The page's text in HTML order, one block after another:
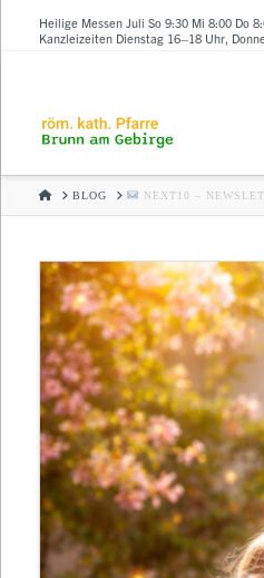
Heilige Messen Juli So 9:30 Mi 8:00 Do
Kanzleizeiten Dienstag 16–18 Uhr,
HOMEBLOG NEXT10 –